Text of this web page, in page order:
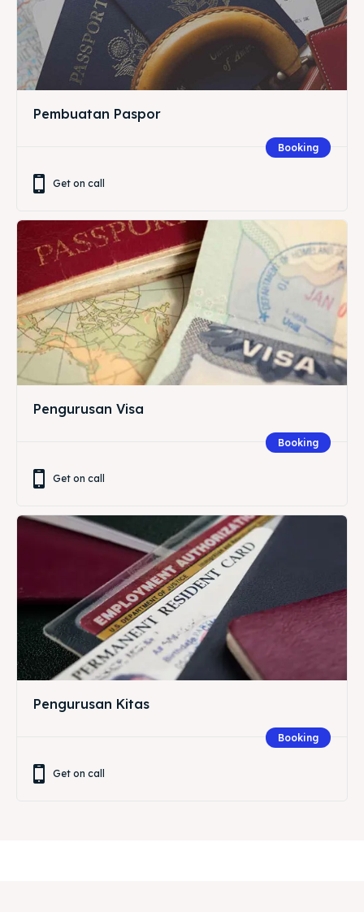
Pembuatan Paspor
Booking
Get on call
Pengurusan Visa
Booking
Get on call
Pengurusan Kitas
Booking
Get on call